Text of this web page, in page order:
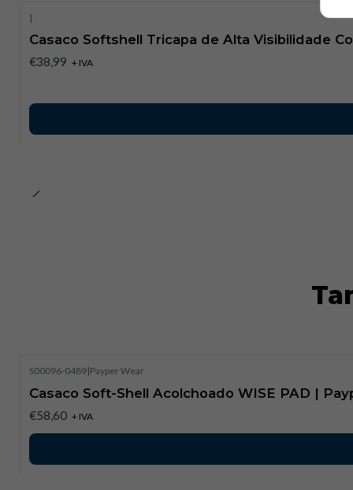
|
Casaco Softshell Tricapa de Alta Visibilidade
€38,99 + IVA
S00096-0489|Payper Wear
Casaco Soft-Shell Acolchoado WISE PAD |
€58,60 + IVA